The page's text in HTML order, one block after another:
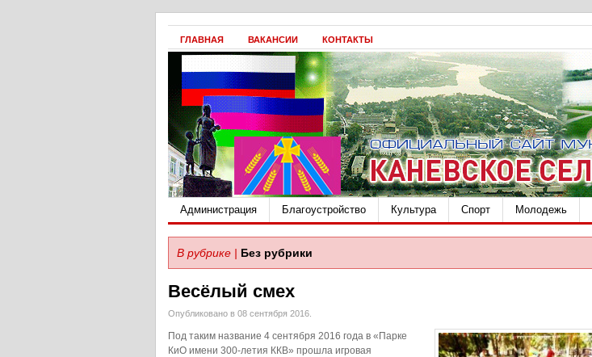
ГЛАВНАЯ ВАКАНСИИ КОНТАКТЫ
Администрация Благоустройство Культура Спорт Молодежь
В рубрике | Без рубрики
Весёлый смех
Опубликовано в 08 сентября 2016.
Под таким название 4 сентября 2016 года в «Парке
КиО имени 300-летия ККВ» прошла игровая